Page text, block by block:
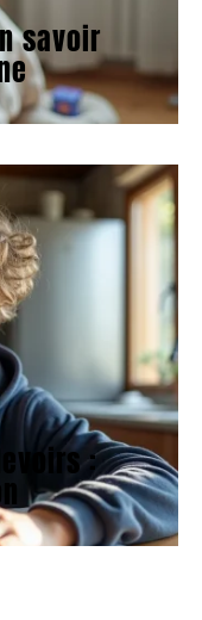
savoir
: